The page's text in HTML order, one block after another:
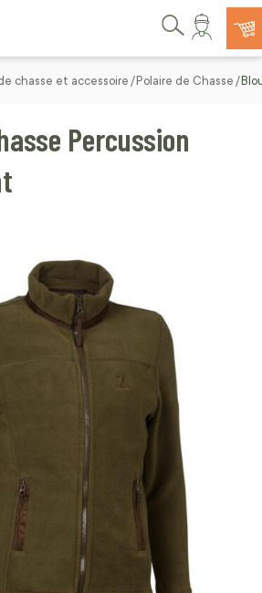
Rechercher
chasse et accessoire Polaire de Chasse
Percussion